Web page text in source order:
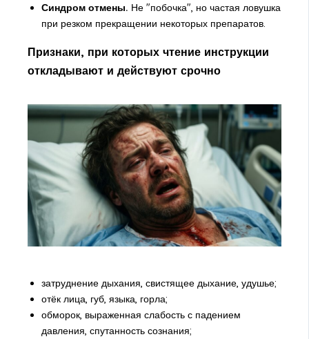
Синдром отмены. Не "побочка", но частая ловушка
при резком прекращении некоторых препаратов.
Признаки, при которых чтение инструкции
откладывают и действуют срочно
затруднение дыхания, свистящее дыхание, удушье;
отёк лица, губ, языка, горла;
обморок, выраженная слабость с падением
давления, спутанность сознания;